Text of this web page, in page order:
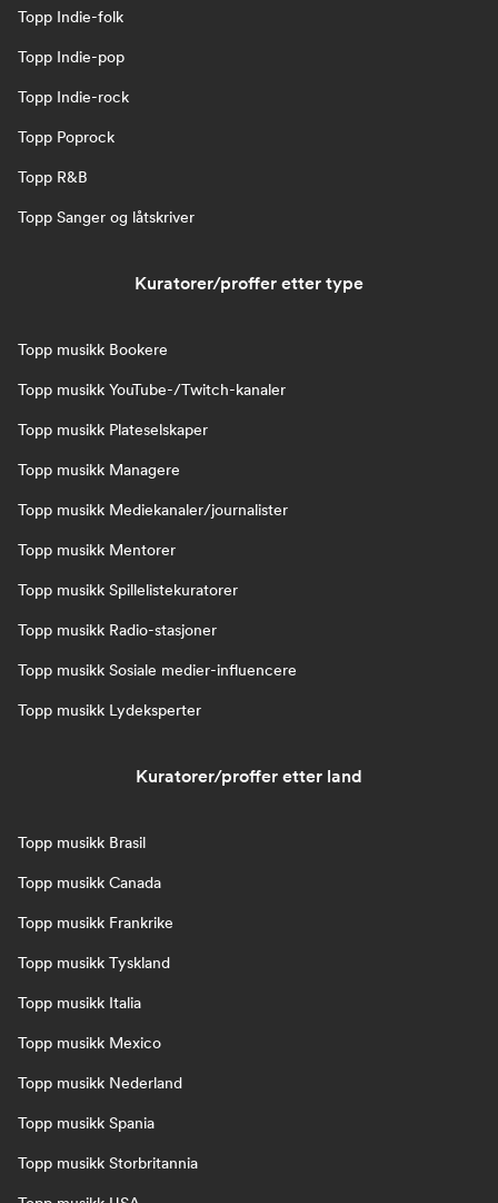
Topp Indie-folk
Topp Indie-pop
Topp Indie-rock
Topp Poprock
Topp R&B
Topp Sanger og låtskriver
Kuratorer/proffer etter type
Topp musikk Bookere
Topp musikk YouTube-/Twitch-kanaler
Topp musikk Plateselskaper
Topp musikk Managere
Topp musikk Mediekanaler/journalister
Topp musikk Mentorer
Topp musikk Spillelistekuratorer
Topp musikk Radio-stasjoner
Topp musikk Sosiale medier-influencere
Topp musikk Lydeksperter
Kuratorer/proffer etter land
Topp musikk Brasil
Topp musikk Canada
Topp musikk Frankrike
Topp musikk Tyskland
Topp musikk Italia
Topp musikk Mexico
Topp musikk Nederland
Topp musikk Spania
Topp musikk Storbritannia